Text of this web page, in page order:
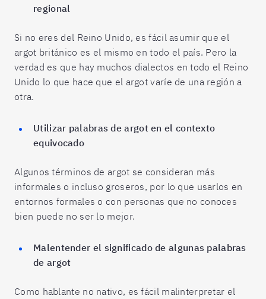
regional
Si no eres del Reino Unido, es fácil asumir que el
argot británico es el mismo en todo el país. Pero la
verdad es que hay muchos dialectos en todo el Reino
Unido lo que hace que el argot varíe de una región a
otra.
Utilizar palabras de argot en el contexto
equivocado
Algunos términos de argot se consideran más
informales o incluso groseros, por lo que usarlos en
entornos formales o con personas que no conoces
bien puede no ser lo mejor.
Malentender el significado de algunas palabras
de argot
Como hablante no nativo, es fácil malinterpretar el